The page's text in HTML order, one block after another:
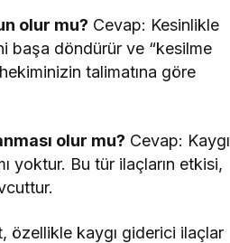
olur mu? Cevap: Kesinlikle
başa döndürür ve “kesilme
talimatına göre
olur mu? Cevap: Kaygı
yoktur. Bu tür ilaçların etkisi,
özellikle kaygı giderici ilaçlar